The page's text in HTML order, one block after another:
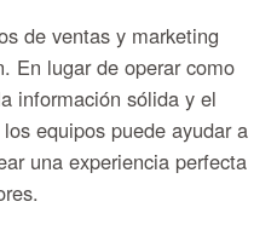
de ventas y marketing
En lugar de operar como
información sólida y el
equipos puede ayudar a
una experiencia perfecta